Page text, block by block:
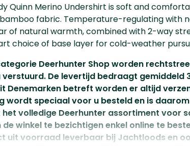
Quinn Merino Undershirt is soft and
fabric. Temperature-regulating with
of natural warmth, combined with 2-way
choice of base layer for cold-weather
Deerhunter Shop worden
verstuurd. De levertijd bedraagt gemiddeld
Denemarken betreft worden er altijd
wordt speciaal voor u besteld en is
volledige Deerhunter assortiment voor
de winkel te bezichtigen enkel online te
uit voorraad leverbaar bij Jachtloods en